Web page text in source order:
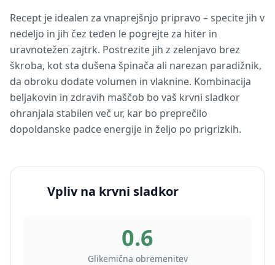
Recept je idealen za vnaprejšnjo pripravo – specite jih v
nedeljo in jih čez teden le pogrejte za hiter in
uravnotežen zajtrk. Postrezite jih z zelenjavo brez
škroba, kot sta dušena špinača ali narezan paradižnik,
da obroku dodate volumen in vlaknine. Kombinacija
beljakovin in zdravih maščob bo vaš krvni sladkor
ohranjala stabilen več ur, kar bo preprečilo
dopoldanske padce energije in željo po prigrizkih.
Vpliv na krvni sladkor
0.6
Glikemična obremenitev